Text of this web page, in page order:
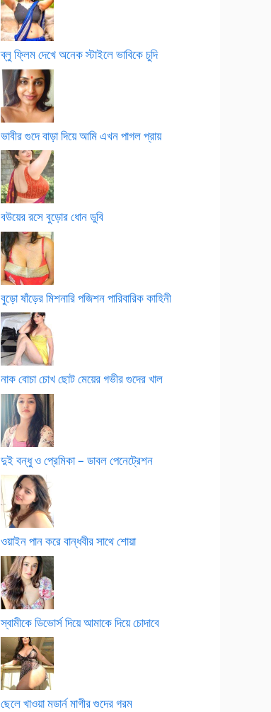
ব্লু ফ্লিম দেখে অনেক স্টাইলে ভাবিকে চুদি
ভাবীর গুদে বাড়া দিয়ে আমি এখন পাগল প্রায়
বউয়ের রসে বুড়োর ধোন ডুবি
বুড়ো ষাঁড়ের মিশনারি পজিশন পারিবারিক কাহিনী
নাক বোচা চোখ ছোট মেয়ের গভীর গুদের খাল
দুই বন্ধু ও প্রেমিকা – ডাবল পেনেট্রেশন
ওয়াইন পান করে বান্ধবীর সাথে শোয়া
স্বামীকে ডিভোর্স দিয়ে আমাকে দিয়ে চোদাবে
ছেলে খাওয়া মডার্ন মাগীর গুদের গরম